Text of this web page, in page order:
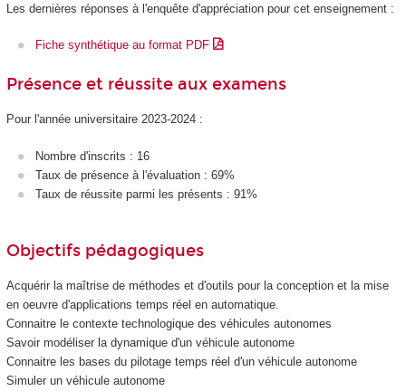
Les dernières réponses à l'enquête d'appréciation pour cet enseignement :
Fiche synthétique au format PDF
Présence et réussite aux examens
Pour l'année universitaire 2023-2024 :
Nombre d'inscrits : 16
Taux de présence à l'évaluation : 69%
Taux de réussite parmi les présents : 91%
Objectifs pédagogiques
Acquérir la maîtrise de méthodes et d'outils pour la conception et la mise
en oeuvre d'applications temps réel en automatique.
Connaitre le contexte technologique des véhicules autonomes
Savoir modéliser la dynamique d'un véhicule autonome
Connaitre les bases du pilotage temps réel d'un véhicule autonome
Simuler un véhicule autonome